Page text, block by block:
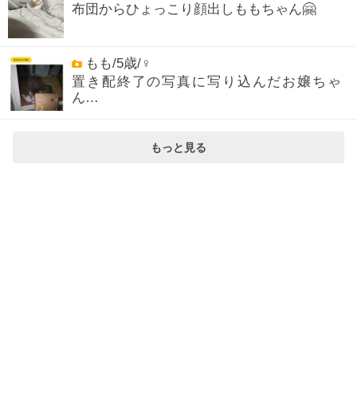
布団からひょっこり顔出しももちゃん🤗
もも/5歳/♀
置き配終了の写真に写り込んだお嬢ちゃ
ん…
もっと見る